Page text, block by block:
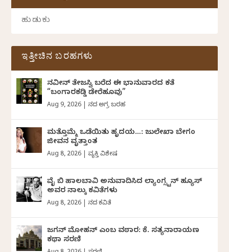
ಇತ್ತೀಚಿನ ಬರಹಗಳು
ನವೀನ್‌ ತೇಜಸ್ವಿ ಬರೆದ ಈ ಭಾನುವಾರದ ಕತೆ
“ಬಂಗಾರಕಡ್ಡಿ ಡೇರೆಹೂವು”
Aug 9, 2026 ದಿನದ ಅಗ್ರ ಬರಹ
ಮತ್ತೊಮ್ಮೆ ಒಡೆಯಿತು ಹೃದಯ…: ಜುಲೇಖಾ ಬೇಗಂ
ಜೀವನ ವೃತ್ತಾಂತ
Aug 8, 2026 ವ್ಯಕ್ತಿ ವಿಶೇಷ
ವೈ ಬಿ ಹಾಲಬಾವಿ ಅನುವಾದಿಸಿದ ಲ್ಯಾಂಗ್ಸ್ಟನ್ ಹ್ಯೂಸ್
ಅವರ ನಾಲ್ಕು ಕವಿತೆಗಳು
Aug 8, 2026 ದಿನದ ಕವಿತೆ
ಜಗನ್‌ ಮೋಹನ್‌ ಎಂಬ ವಠಾರ: ಕೆ. ಸತ್ಯನಾರಾಯಣ
ಕಥಾ ಸರಣಿ